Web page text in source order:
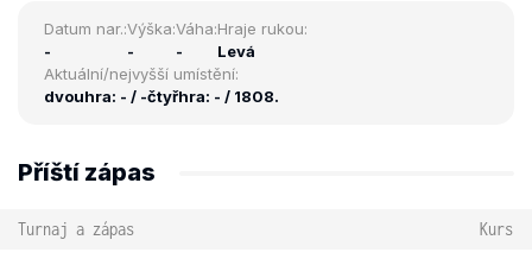
Datum nar.:
-
Výška:
-
Váha:
-
Hraje rukou:
Levá
Aktuální/nejvyšší umístění:
dvouhra: - / -čtyřhra: - / 1808.
Příští zápas
Turnaj a zápas Kurs